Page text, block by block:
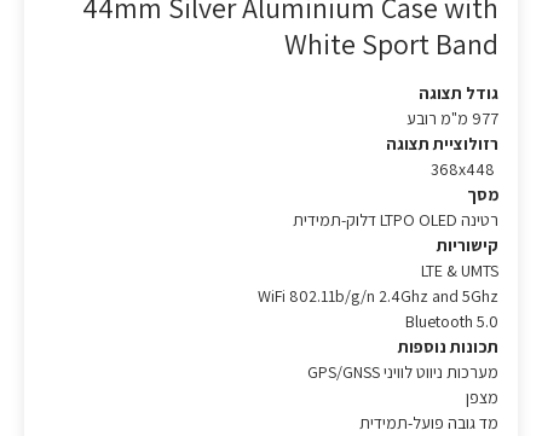
White Sport Band
גודל תצוגה
977 מ"מ רובע
רזולוציית תצוגה
מסך
רטינה LTPO OLED דלוק-תמידית
קישוריות
LTE & UMTS
WiFi 802.11b/g/n 2.4Ghz and 5Ghz
Bluetooth 5.0
תכונות נוספות
מערכות ניווט לוויני GPS/GNSS
מצפן
מד גובה פועל-תמידית